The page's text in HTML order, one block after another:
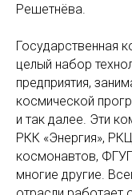
Решетнёва.
Государственная
целый набор
предприятия,
космической
и так далее. Эти
РКК «Энергия»,
космонавтов,
многие другие.